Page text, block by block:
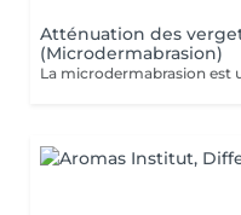
Atténuation des
(Microdermabrasion)